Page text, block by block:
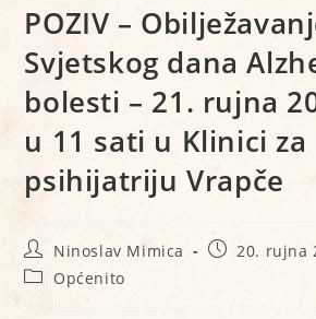
POZIV –
Svjetskog dana
bolesti – 21. rujna
u 11 sati u Klinici za
psihijatriju Vrapče
Ninoslav Mimica
20. rujna
Općenito